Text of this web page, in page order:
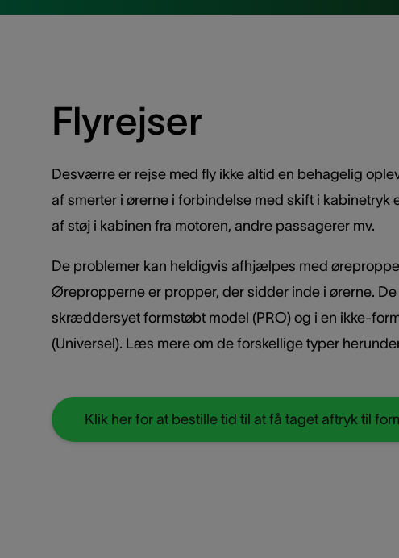
Flyrejser
Desværre er rejse med fly ikke altid en behagelig
af smerter i ørerne i forbindelse med skift i kabinetryk
af støj i kabinen fra motoren, andre passagerer mv.
De problemer kan heldigvis afhjælpes med
Ørepropperne er propper, der sidder inde i ørerne. De
skræddersyet formstøbt model (PRO) og i en ikke-
(Universel). Læs mere om de forskellige typer
Klik her for at bestille tid til at få taget aftryk til